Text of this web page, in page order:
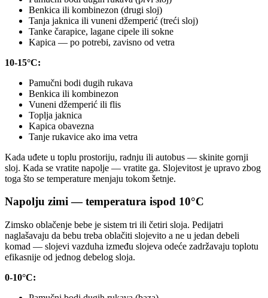
Benkica ili kombinezon (drugi sloj)
Tanja jaknica ili vuneni džemperić (treći sloj)
Tanke čarapice, lagane cipele ili sokne
Kapica — po potrebi, zavisno od vetra
10-15°C:
Pamučni bodi dugih rukava
Benkica ili kombinezon
Vuneni džemperić ili flis
Toplja jaknica
Kapica obavezna
Tanje rukavice ako ima vetra
Kada uđete u toplu prostoriju, radnju ili autobus — skinite gornji
sloj. Kada se vratite napolje — vratite ga. Slojevitost je upravo zbog
toga što se temperature menjaju tokom šetnje.
Napolju zimi — temperatura ispod 10°C
Zimsko oblačenje bebe je sistem tri ili četiri sloja. Pedijatri
naglašavaju da bebu treba oblačiti slojevito a ne u jedan debeli
komad — slojevi vazduha između slojeva odeće zadržavaju toplotu
efikasnije od jednog debelog sloja.
0-10°C: